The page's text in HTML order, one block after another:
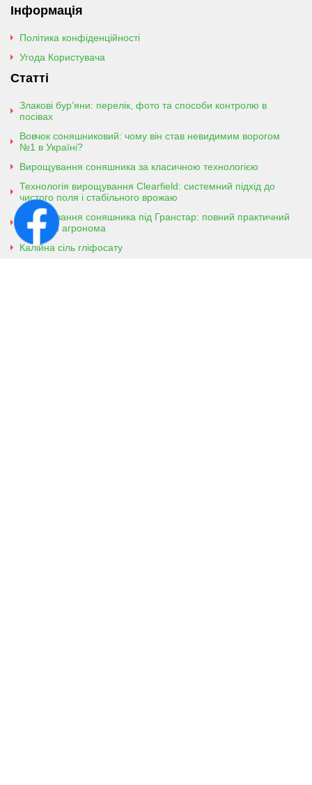
Інформація
Політика конфіденційності
Угода Користувача
Статті
Злакові бур’яни: перелік, фото та способи контролю в
посівах
Вовчок соняшниковий: чому він став невидимим ворогом
№1 в Україні?
Вирощування соняшника за класичною технологією
Технологія вирощування Clearfield: системний підхід до
чистого поля і стабільного врожаю
Вирощування соняшника під Гранстар: повний практичний
гайд для агронома
Калійна сіль гліфосату